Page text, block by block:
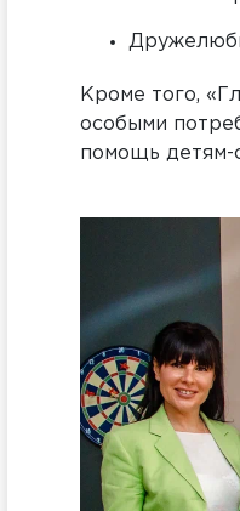
Кроме того,
особыми
помощь детям-